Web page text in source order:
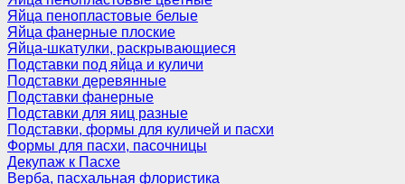
Яйца пенопластовые белые
Яйца фанерные плоские
Яйца-шкатулки, раскрывающиеся
Подставки под яйца и куличи
Подставки деревянные
Подставки фанерные
Подставки для яиц разные
Подставки, формы для куличей и пасхи
Формы для пасхи, пасочницы
Декупаж к Пасхе
Верба, пасхальная флористика